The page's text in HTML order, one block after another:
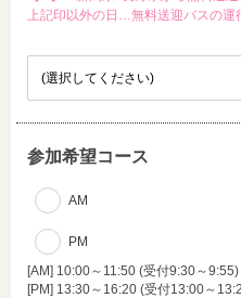
上記印以外の日…無料送迎バスの運
参加希望コース
AM
PM
[AM] 10:00～11:50 (受付9:30～9:55)
[PM] 13:30～16:20 (受付13:00～